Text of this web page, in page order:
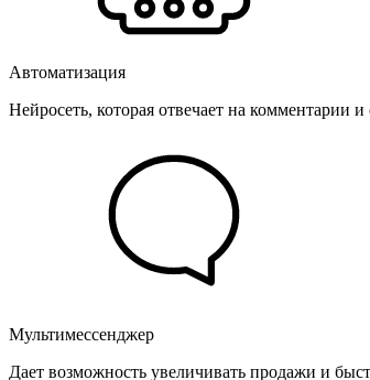
Автоматизация
Нейросеть, которая отвечает на комментарии
Мультимессенджер
Дает возможность увеличивать продажи и